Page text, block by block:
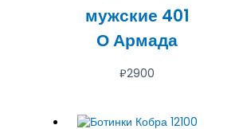
мужские 401
О Армада
₽2900